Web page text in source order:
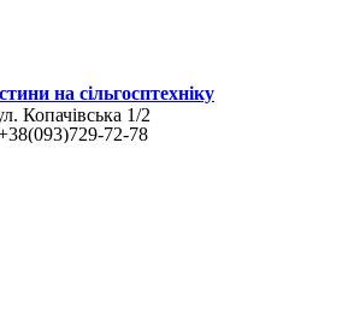
на сільгосптехніку
Копачівська 1/2
72-78